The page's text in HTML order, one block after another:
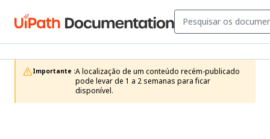
Importante :A localização de um conteúdo recém-publicado
pode levar de 1 a 2 semanas para ficar
disponível.